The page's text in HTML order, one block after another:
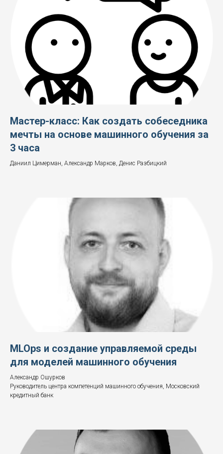
Мастер-класс: Как создать собеседника
мечты на основе машинного обучения за
3 часа
Даниил Цимерман, Александр Марков, Денис Разбицкий
MLOps и создание управляемой среды
для моделей машинного обучения
Александр Ошурков
Руководитель центра компетенций машинного обучения, Московский
кредитный банк